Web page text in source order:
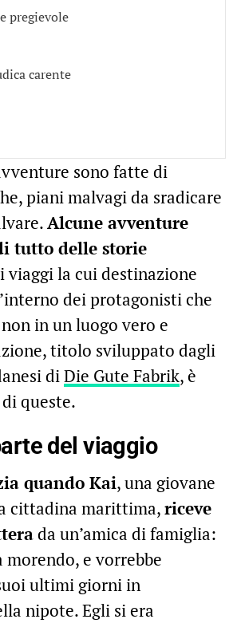
pregievole
carente
sono fatte di
piani malvagi da sradicare
Alcune avventure
tutto delle storie
viaggi la cui destinazione
dei protagonisti che
in un luogo vero e
titolo sviluppato dagli
diDie Gute Fabrik, è
queste.
del viaggio
quando Kai, una giovane
cittadina marittima,riceve
da un’amica di famiglia:
morendo, e vorrebbe
ultimi giorni in
nipote. Egli si era